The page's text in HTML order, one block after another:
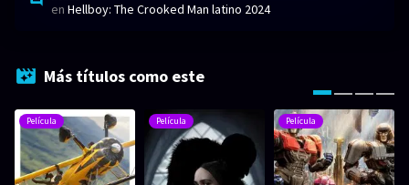
en Hellboy: The Crooked Man latino 2024
Más títulos como este
Película Película Película